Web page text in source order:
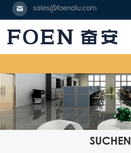
sales@foenalu.com
SUCHEN